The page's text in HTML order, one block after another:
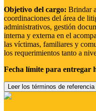
Objetivo del cargo: Brindar
coordinaciones del área de
administrativos, gestión
interna y externa en el
las víctimas, familiares y
los requerimientos tanto a
Fecha límite para entregar
Leer los términos de referencia